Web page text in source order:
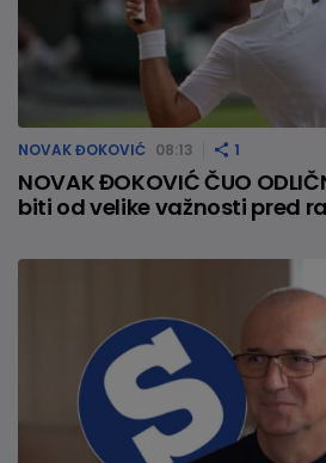
NOVAK ĐOKOVIĆ 08:13 1
NOVAK ĐOKOVIĆ ČUO
biti od velike važnosti pred